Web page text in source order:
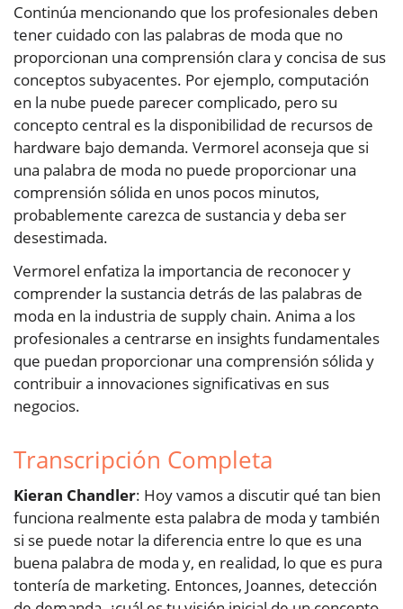
Continúa mencionando que los profesionales deben
tener cuidado con las palabras de moda que no
proporcionan una comprensión clara y concisa de sus
conceptos subyacentes. Por ejemplo, computación
en la nube puede parecer complicado, pero su
concepto central es la disponibilidad de recursos de
hardware bajo demanda. Vermorel aconseja que si
una palabra de moda no puede proporcionar una
comprensión sólida en unos pocos minutos,
probablemente carezca de sustancia y deba ser
desestimada.
Vermorel enfatiza la importancia de reconocer y
comprender la sustancia detrás de las palabras de
moda en la industria de supply chain. Anima a los
profesionales a centrarse en insights fundamentales
que puedan proporcionar una comprensión sólida y
contribuir a innovaciones significativas en sus
negocios.
Transcripción Completa
Kieran Chandler: Hoy vamos a discutir qué tan bien
funciona realmente esta palabra de moda y también
si se puede notar la diferencia entre lo que es una
buena palabra de moda y, en realidad, lo que es pura
tontería de marketing. Entonces, Joannes, detección